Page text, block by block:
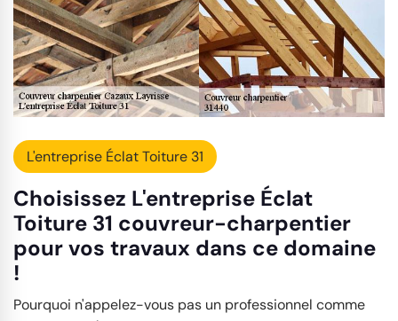
L'entreprise Éclat Toiture 31
Choisissez L'entreprise Éclat
Toiture 31 couvreur-charpentier
pour vos travaux dans ce domaine
!
Pourquoi n'appelez-vous pas un professionnel comme